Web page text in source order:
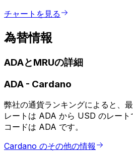
チャートを見る
為替情報
ADAとMRUの詳細
ADA - Cardano
弊社の通貨ランキングによると、
レートは ADA から USD のレー
コードは ADA です。
Cardano のその他の情報